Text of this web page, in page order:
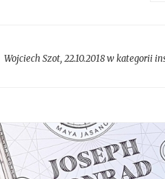
Wojciech Szot, 22.10.2018 w kategorii